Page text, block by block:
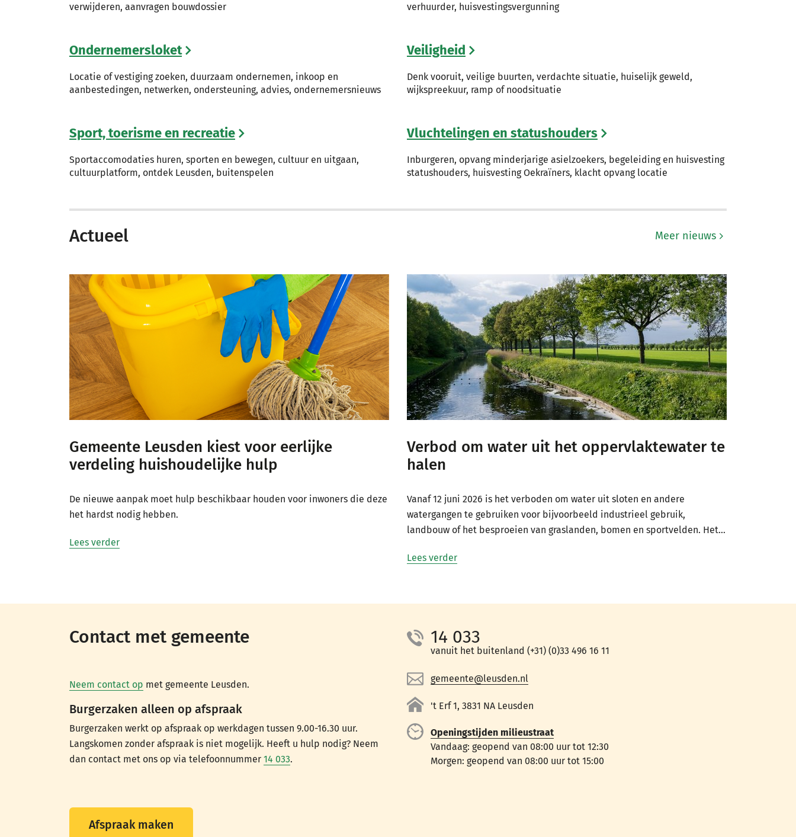
verwijderen, aanvragen bouwdossier
verhuurder, huisvestingsvergunning
Ondernemersloket
Locatie of vestiging zoeken, duurzaam ondernemen, inkoop en
aanbestedingen, netwerken, ondersteuning, advies, ondernemersnieuws
Veiligheid
Denk vooruit, veilige buurten, verdachte situatie, huiselijk geweld,
wijkspreekuur, ramp of noodsituatie
Sport, toerisme en recreatie
Sportaccomodaties huren, sporten en bewegen, cultuur en uitgaan,
cultuurplatform, ontdek Leusden, buitenspelen
Vluchtelingen en statushouders
Inburgeren, opvang minderjarige asielzoekers, begeleiding en huisvesting
statushouders, huisvesting Oekraïners, klacht opvang locatie
Actueel Meer nieuws
Gemeente Leusden kiest voor eerlijke
verdeling huishoudelijke hulp
De nieuwe aanpak moet hulp beschikbaar houden voor inwoners die deze
het hardst nodig hebben.
Lees verder
Verbod om water uit het oppervlaktewater te
halen
Vanaf 12 juni 2026 is het verboden om water uit sloten en andere
watergangen te gebruiken voor bijvoorbeeld industrieel gebruik,
landbouw of het besproeien van graslanden, bomen en sportvelden. Het…
Lees verder
Contact met gemeente
Neem contact op met gemeente Leusden.
Burgerzaken alleen op afspraak
Burgerzaken werkt op afspraak op werkdagen tussen 9.00-16.30 uur.
Langskomen zonder afspraak is niet mogelijk. Heeft u hulp nodig? Neem
dan contact met ons op via telefoonnummer 14 033.
Afspraak maken
14 033
vanuit het buitenland (+31) (0)33 496 16 11
gemeente@leusden.nl
't Erf 1, 3831 NA Leusden
Openingstijden milieustraat
Vandaag: geopend van 08:00 uur tot 12:30
Morgen: geopend van 08:00 uur tot 15:00